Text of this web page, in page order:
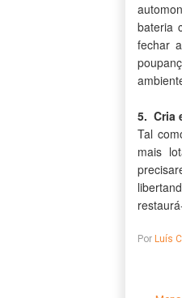
bateria
fechar
5. Cria
Tal
mais
Por Luís